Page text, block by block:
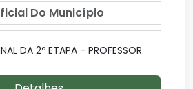
Do Município
DA 2º ETAPA - PROFESSOR